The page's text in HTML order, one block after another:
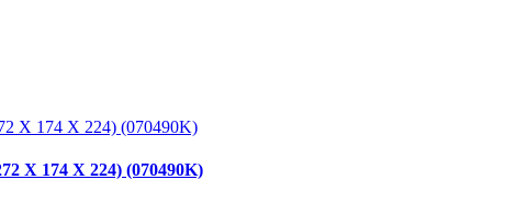
X 174 X 224) (070490K)